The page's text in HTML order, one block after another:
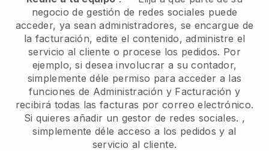
negocio de gestión de redes sociales puede
acceder, ya sean administradores, se encargue de
la facturación, edite el contenido, administre el
servicio al cliente o procese los pedidos. Por
ejemplo, si desea involucrar a su contador,
simplemente déle permiso para acceder a las
funciones de Administración y Facturación y
recibirá todas las facturas por correo electrónico.
Si quieres añadir un gestor de redes sociales. ,
simplemente déle acceso a los pedidos y al
servicio al cliente.